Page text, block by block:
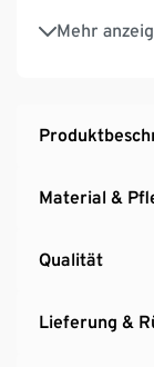
Mehr
Optimale
an Cup-
Material &
Qualität
Lieferung &